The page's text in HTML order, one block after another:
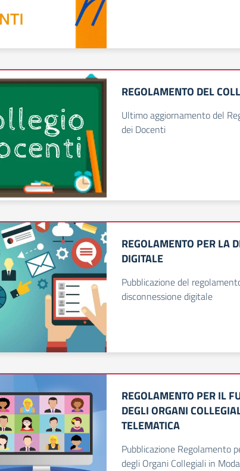
REGOLAMENTO DEL
Ultimo aggiornamento del
dei Docenti
REGOLAMENTO PER LA
DIGITALE
Pubblicazione del
disconnessione digitale
REGOLAMENTO PER IL
DEGLI ORGANI
TELEMATICA
Pubblicazione Regolamento
degli Organi Collegiali in